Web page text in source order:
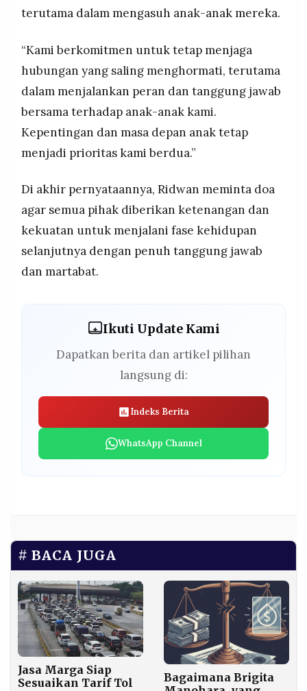
terutama dalam mengasuh anak-anak mereka.
“Kami berkomitmen untuk tetap menjaga
hubungan yang saling menghormati, terutama
dalam menjalankan peran dan tanggung jawab
bersama terhadap anak-anak kami.
Kepentingan dan masa depan anak tetap
menjadi prioritas kami berdua.”
Di akhir pernyataannya, Ridwan meminta doa
agar semua pihak diberikan ketenangan dan
kekuatan untuk menjalani fase kehidupan
selanjutnya dengan penuh tanggung jawab
dan martabat.
Ikuti Update Kami
Dapatkan berita dan artikel pilihan
langsung di:
Indeks Berita
WhatsApp Channel
BACA JUGA
Jasa Marga Siap
Sesuaikan Tarif Tol
Bagaimana Brigita